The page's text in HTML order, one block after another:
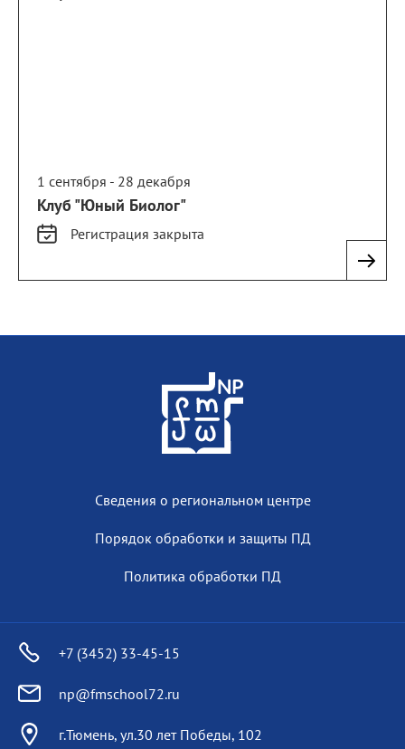
1 сентября - 28 декабря
Клуб "Юный Биолог"
Регистрация закрыта
Сведения о региональном центре
Порядок обработки и защиты ПД
Политика обработки ПД
+7 (3452) 33-45-15
np@fmschool72.ru
г.Тюмень, ул.30 лет Победы, 102